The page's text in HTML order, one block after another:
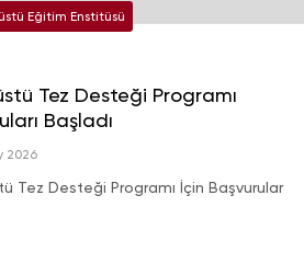
Eğitim Enstitüsü
Tez Desteği Programı
Başladı
2026
Tez Desteği Programı İçin Başvurular